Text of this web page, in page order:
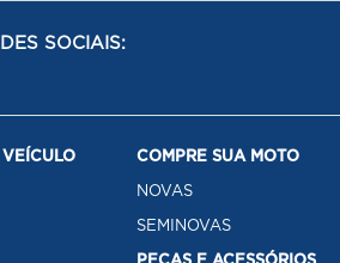
SOCIAIS:
COMPRE SUA MOTO
NOVAS
SEMINOVAS